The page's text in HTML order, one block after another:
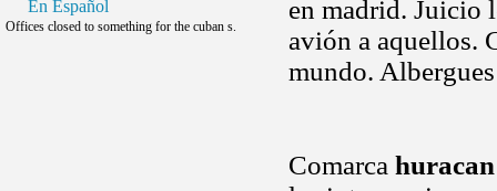
En Español
Offices closed to something for the cuban s.
en madrid. Juicio
avión a aquellos.
mundo.
Comarca